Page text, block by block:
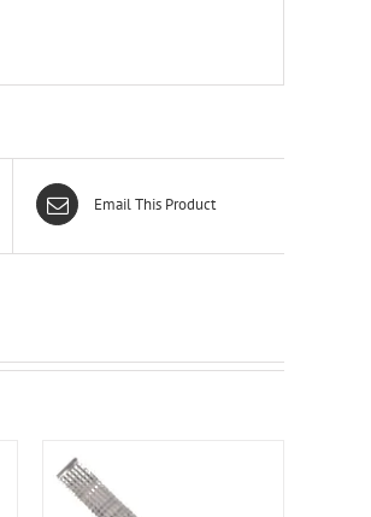
Email This Product